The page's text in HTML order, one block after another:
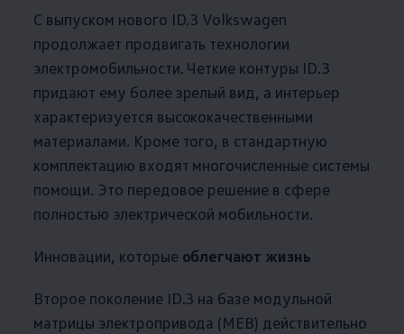
С выпуском нового ID.3 Volkswagen
продолжает продвигать технологии
электромобильности. Четкие контуры ID.3
придают ему более зрелый вид, а интерьер
характеризуется высококачественными
материалами. Кроме того, в стандартную
комплектацию входят многочисленные системы
помощи. Это передовое решение в сфере
полностью электрической мобильности.
Инновации, которые облегчают жизнь
Второе поколение ID.3 на базе модульной
матрицы электропривода (MEB) действительно